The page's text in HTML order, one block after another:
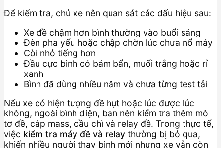
Để kiểm tra, chủ xe nên quan sát các dấu hiệu sau:
Xe đề chậm hơn bình thường vào buổi sáng
Đèn pha yếu hoặc chập chờn lúc chưa nổ máy
Còi nhỏ tiếng hơn
Đầu cực bình có bám bẩn, muối trắng hoặc rỉ
xanh
Bình đã dùng nhiều năm và chưa từng test tải
Nếu xe có hiện tượng đề hụt hoặc lúc được lúc
không, ngoài bình điện, bạn nên kiểm tra thêm mô
tơ đề, cáp mass, cầu chì và relay đề. Trong thực tế,
việc kiểm tra máy đề và relay thường bị bỏ qua,
khiến nhiều người thay bình mới nhưng xe vẫn còn